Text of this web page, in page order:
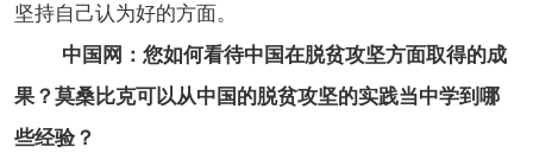
坚持自己认为好的方面。
中国网：您如何看待中国在脱贫攻坚方面取得的成
果？莫桑比克可以从中国的脱贫攻坚的实践当中学到哪
些经验？